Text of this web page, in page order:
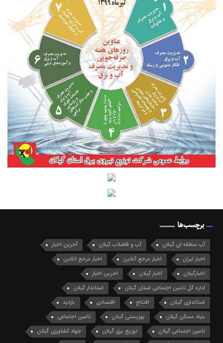
برچسب‌ها
آب منطقه ای گیلان آب و فاضلاب گیلان
آخرین اخبار
اخبار ایران
اخبار مرجع آنلاین
اخبار مرجع انلاین
اخبارگیلان
اخبار گیلان
اخرین اخبار
اداره کل تامین اجتماعی استان گیلان
استاندار گیلان
استانداری گیلان
افتتاح اقتصادی
بازدید
بنیاد مسکن گیلان
بهزیستی گیلان
تامین اجتماعی
تامین اجتماعی گیلان
توزیع برق گیلان
جهاد کشاورزی گیلان